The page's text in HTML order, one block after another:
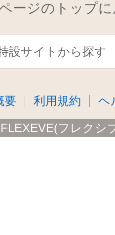
ージのトップ
設サイトから探す
要 利用規約 ヘ
フレクシ